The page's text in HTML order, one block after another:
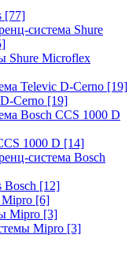
[77]
система Shure
Shure Microflex
Televic D-Cerno [19]
Cerno [19]
Bosch CCS 1000 D
1000 D [14]
система Bosch
Bosch [12]
[6]
Mipro [3]
Mipro [3]